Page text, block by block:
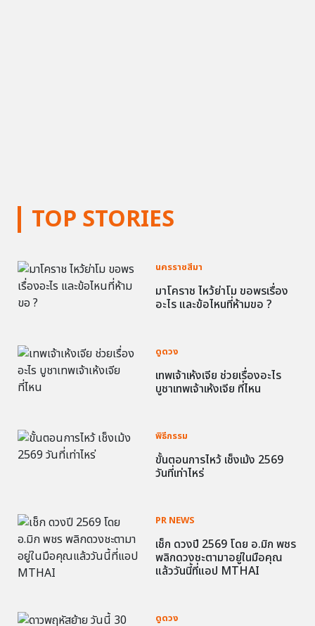
TOP STORIES
นครราชสีมา
มาโคราช ไหว้ย่าโม ขอพรเรื่อง
อะไร และข้อไหนที่ห้ามขอ ?
ดูดวง
เทพเจ้าเห้งเจีย ช่วยเรื่องอะไร
บูชาเทพเจ้าเห้งเจีย ที่ไหน
พิธีกรรม
ขั้นตอนการไหว้ เช็งเม้ง 2569
วันที่เท่าไหร่
PR NEWS
เช็ก ดวงปี 2569 โดย อ.มิก พชร
พลิกดวงชะตามาอยู่ในมือคุณ
แล้ววันนี้ที่แอป MTHAI
ดูดวง